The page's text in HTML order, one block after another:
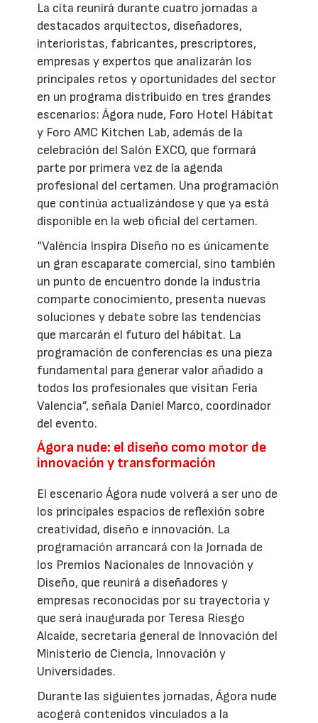
La cita reunirá durante cuatro jornadas a
destacados arquitectos, diseñadores,
interioristas, fabricantes, prescriptores,
empresas y expertos que analizarán los
principales retos y oportunidades del sector
en un programa distribuido en tres grandes
escenarios: Ágora nude, Foro Hotel Hábitat
y Foro AMC Kitchen Lab, además de la
celebración del Salón EXCO, que formará
parte por primera vez de la agenda
profesional del certamen. Una programación
que continúa actualizándose y que ya está
disponible en la web oficial del certamen.
“València Inspira Diseño no es únicamente
un gran escaparate comercial, sino también
un punto de encuentro donde la industria
comparte conocimiento, presenta nuevas
soluciones y debate sobre las tendencias
que marcarán el futuro del hábitat. La
programación de conferencias es una pieza
fundamental para generar valor añadido a
todos los profesionales que visitan Feria
Valencia”, señala Daniel Marco, coordinador
del evento.
Ágora nude: el diseño como motor de
innovación y transformación
El escenario Ágora nude volverá a ser uno de
los principales espacios de reflexión sobre
creatividad, diseño e innovación. La
programación arrancará con la Jornada de
los Premios Nacionales de Innovación y
Diseño, que reunirá a diseñadores y
empresas reconocidas por su trayectoria y
que será inaugurada por Teresa Riesgo
Alcaide, secretaria general de Innovación del
Ministerio de Ciencia, Innovación y
Universidades.
Durante las siguientes jornadas, Ágora nude
acogerá contenidos vinculados a la